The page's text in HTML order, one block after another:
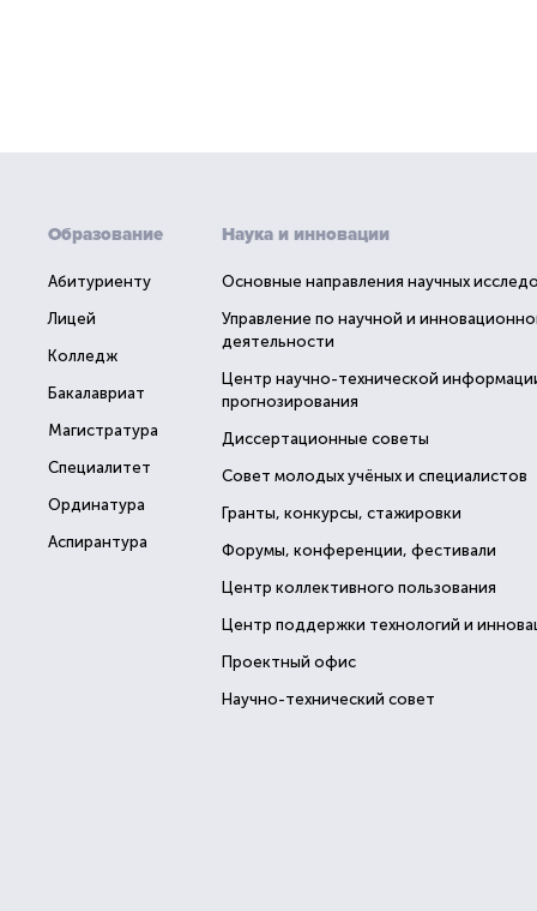
Образование
Абитуриенту
Лицей
Колледж
Бакалавриат
Магистратура
Специалитет
Ординатура
Аспирантура
Наука и инновации
Основные направления научных
Управление по научной и
деятельности
Центр научно-технической
прогнозирования
Диссертационные советы
Совет молодых учёных и специалистов
Гранты, конкурсы, стажировки
Форумы, конференции, фестивали
Центр коллективного пользования
Центр поддержки технологий и
Проектный офис
Научно-технический совет